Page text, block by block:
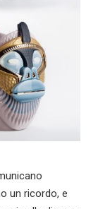
un ricordo, e